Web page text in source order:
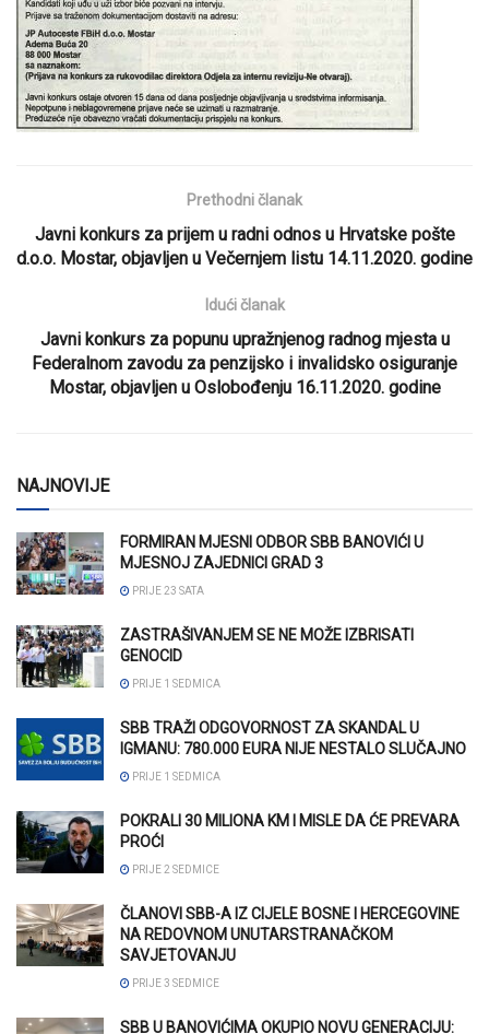
Prethodni članak
Javni konkurs za prijem u radni odnos u Hrvatske pošte
d.o.o. Mostar, objavljen u Večernjem listu 14.11.2020. godine
Idući članak
Javni konkurs za popunu upražnjenog radnog mjesta u
Federalnom zavodu za penzijsko i invalidsko osiguranje
Mostar, objavljen u Oslobođenju 16.11.2020. godine
NAJNOVIJE
FORMIRAN MJESNI ODBOR SBB BANOVIĆI U
MJESNOJ ZAJEDNICI GRAD 3
PRIJE 23 SATA
ZASTRAŠIVANJEM SE NE MOŽE IZBRISATI
GENOCID
PRIJE 1 SEDMICA
SBB TRAŽI ODGOVORNOST ZA SKANDAL U
IGMANU: 780.000 EURA NIJE NESTALO SLUČAJNO
PRIJE 1 SEDMICA
POKRALI 30 MILIONA KM I MISLE DA ĆE PREVARA
PROĆI
PRIJE 2 SEDMICE
ČLANOVI SBB-A IZ CIJELE BOSNE I HERCEGOVINE
NA REDOVNOM UNUTARSTRANAČKOM
SAVJETOVANJU
PRIJE 3 SEDMICE
SBB U BANOVIĆIMA OKUPIO NOVU GENERACIJU: